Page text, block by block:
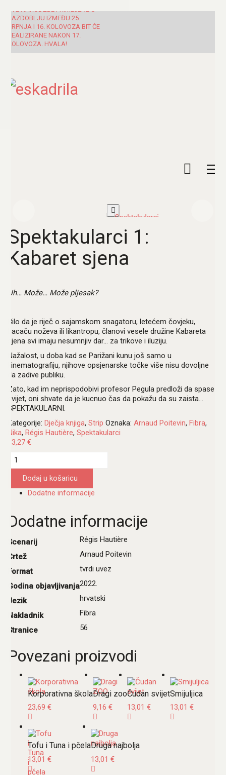
SVE NARUDŽBE PRIMLJENE U
RAZDOBLJU IZMEĐU 25.
SRPNJA I 16. KOLOVOZA BIT ĆE
REALIZIRANE NAKON 17.
KOLOVOZA. HVALA!
Spektakularci 1:
Kabaret sjena
Uh… Može… Može pljesak?
Bilo da je riječ o sajamskom snagatoru, letećem čovjeku,
bacaču noževa ili likantropu, članovi vesele družine Kabareta
sjena svi imaju nesumnjiv dar… za trikove i iluziju.
Nažalost, u doba kad se Parižani kunu još samo u
kinematografiju, njihove opsjenarske točke više nisu dovoljne
da zadive publiku.
Zato, kad im neprispodobivi profesor Pegula predloži da spase
svijet, oni shvate da je kucnuo čas da pokažu da su zaista…
SPEKTAKULARNI.
Kategorije: Dječja knjiga, Strip Oznaka: Arnaud Poitevin, Fibra,
Nika, Régis Hautière, Spektakularci
13,27 €
Spektakularci
Kabaret
količina
Dodaj u košaricu
Dodatne informacije
Dodatne informacije
Scenarij
Régis Hautière
Crtež
Arnaud Poitevin
Format
tvrdi uvez
Godina objavljivanja2022.
Jezik
hrvatski
Nakladnik
Fibra
Stranice
56
Povezani proizvodi
Korporativna škola
23,69 €
Dragi zoo
9,16 €
Čudan svijet
13,01 €
Smijuljica
13,01 €
Tofu i Tuna i pčela
13,01 €
Druga najbolja
13,01 €